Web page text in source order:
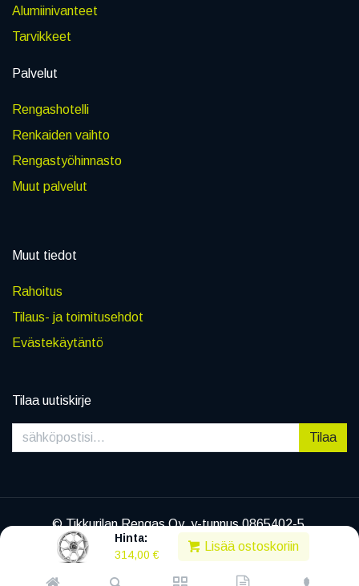
Hinta:
314,00 €
Lisää ostoskoriin
Alumiinivanteet
Tarvikkeet
Palvelut
Rengashotelli
Renkaiden vaihto
Rengastyöhinnasto
Muut palvelut
Muut tiedot
Rahoitus
Tilaus- ja toimitusehdot
Evästekäytäntö
Tilaa uutiskirje
Tilaa
© Tikkurilan Rengas Oy, y-tunnus 0865402-5
|Tietosuojaseloste
Powered byLegenda EC